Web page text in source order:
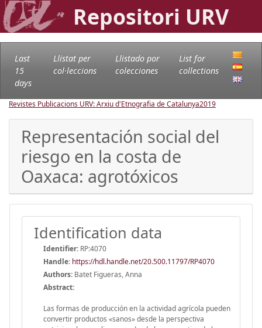
Repositori URV
Last
15
days
Llistat per
col·leccions
Llistado por
colecciones
List for
collections
Revistes Publicacions URV: Arxiu d'Etnografia de Catalunya2019
Representación social del
riesgo en la costa de
Oaxaca: agrotóxicos
Identification data
Identifier: RP:4070
Handle: https://hdl.handle.net/20.500.11797/RP4070
Authors: Batet Figueras, Anna
Abstract:
Las formas de producción en la actividad agrícola pueden
convertir productos «sanos» desde la perspectiva